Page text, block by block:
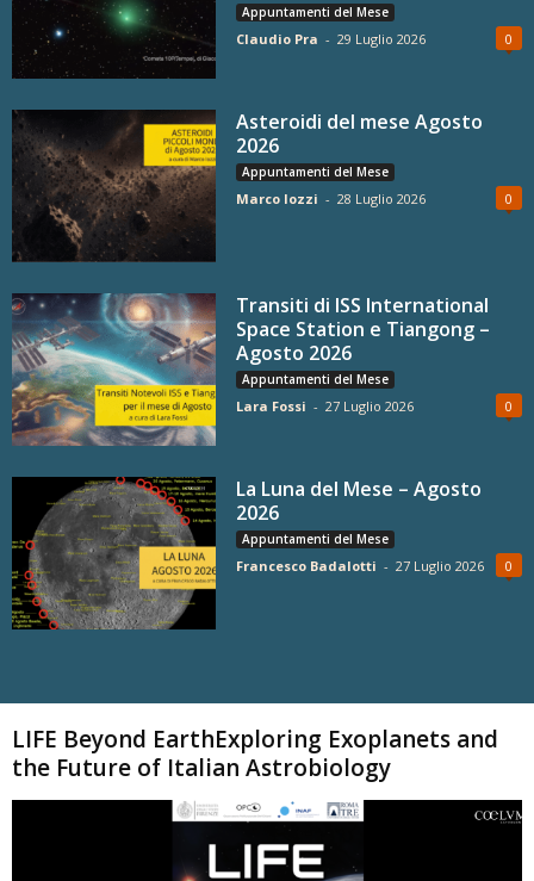
Appuntamenti del Mese
Claudio Pra - 29 Luglio 2026 0
Asteroidi del mese Agosto
2026
Appuntamenti del Mese
Marco Iozzi - 28 Luglio 2026 0
Transiti di ISS International
Space Station e Tiangong –
Agosto 2026
Appuntamenti del Mese
Lara Fossi - 27 Luglio 2026 0
La Luna del Mese – Agosto
2026
Appuntamenti del Mese
Francesco Badalotti - 27 Luglio 2026 0
LIFE Beyond EarthExploring Exoplanets and
the Future of Italian Astrobiology